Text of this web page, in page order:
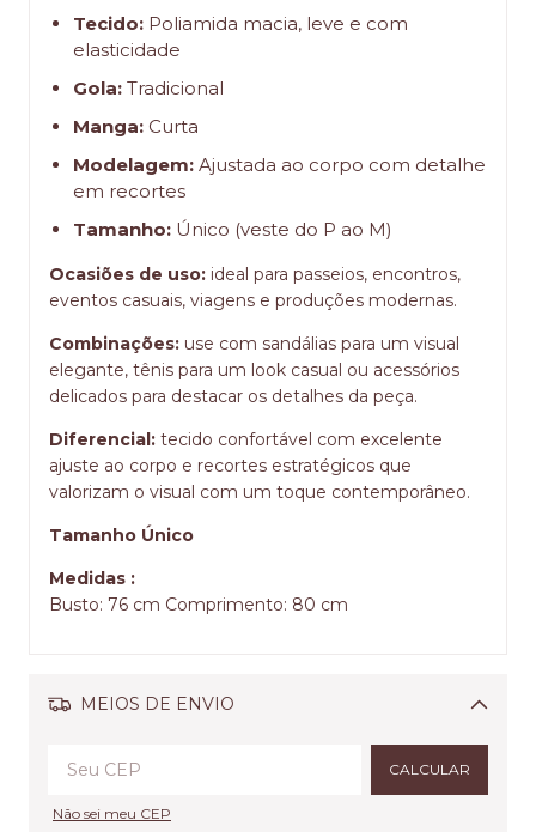
Tecido: Poliamida macia, leve e com
elasticidade
Gola: Tradicional
Manga: Curta
Modelagem: Ajustada ao corpo com detalhe
em recortes
Tamanho: Único (veste do P ao M)
Ocasiões de uso: ideal para passeios, encontros,
eventos casuais, viagens e produções modernas.
Combinações: use com sandálias para um visual
elegante, tênis para um look casual ou acessórios
delicados para destacar os detalhes da peça.
Diferencial: tecido confortável com excelente
ajuste ao corpo e recortes estratégicos que
valorizam o visual com um toque contemporâneo.
Tamanho Único
Medidas :
Busto: 76 cm Comprimento: 80 cm
MEIOS DE ENVIO
Alterar CEP
CALCULAR
Não sei meu CEP